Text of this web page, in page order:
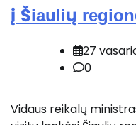
į Šiaulių
27
0
Vidaus reikalų